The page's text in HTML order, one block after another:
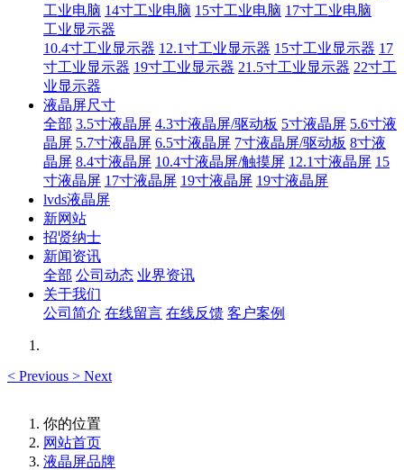
工业电脑 14寸工业电脑 15寸工业电脑 17寸工业电脑
工业显示器
10.4寸工业显示器 12.1寸工业显示器 15寸工业显示器 17
寸工业显示器 19寸工业显示器 21.5寸工业显示器 22寸工
业显示器
液晶屏尺寸
全部 3.5寸液晶屏 4.3寸液晶屏/驱动板 5寸液晶屏 5.6寸液
晶屏 5.7寸液晶屏 6.5寸液晶屏 7寸液晶屏/驱动板 8寸液
晶屏 8.4寸液晶屏 10.4寸液晶屏/触摸屏 12.1寸液晶屏 15
寸液晶屏 17寸液晶屏 19寸液晶屏 19寸液晶屏
lvds液晶屏
新网站
招贤纳士
新闻资讯
全部 公司动态 业界资讯
关于我们
公司简介 在线留言 在线反馈 客户案例
< Previous > Next
你的位置
网站首页
液晶屏品牌